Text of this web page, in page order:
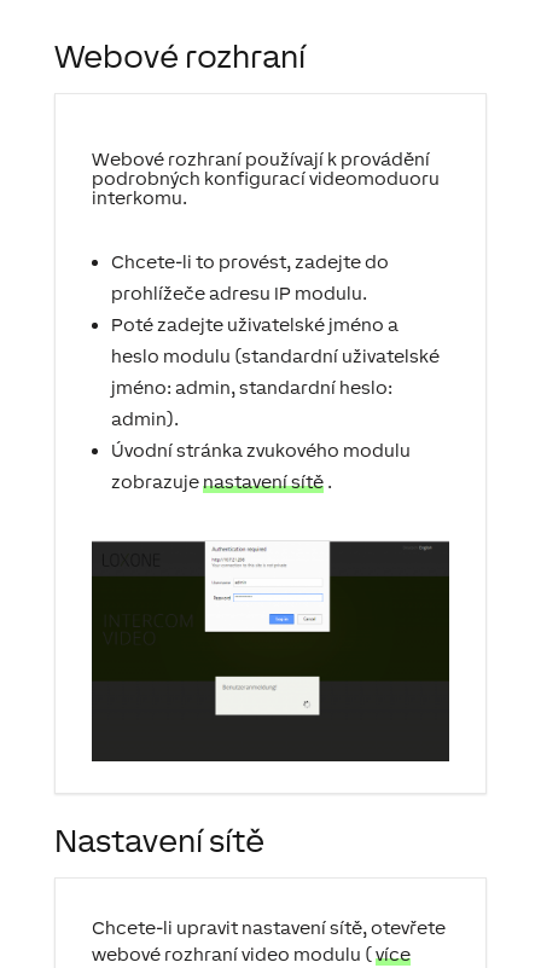
Webové rozhraní
Webové rozhraní používají k provádění
podrobných konfigurací videomoduoru
interkomu.
Chcete-li to provést, zadejte do
prohlížeče adresu IP modulu.
Poté zadejte uživatelské jméno a
heslo modulu (standardní uživatelské
jméno: admin, standardní heslo:
admin).
Úvodní stránka zvukového modulu
zobrazujenastavení sítě.
Nastavení sítě
Chcete-li upravit nastavení sítě, otevřete
webové rozhraní video modulu (více